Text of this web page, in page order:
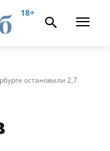
18+
остановили 2,7